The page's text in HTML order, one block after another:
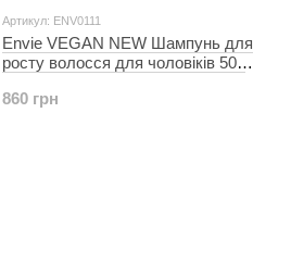
Артикул: ENV0111
Envie VEGAN NEW Шампунь для
росту волосся для чоловіків 500
860 грн